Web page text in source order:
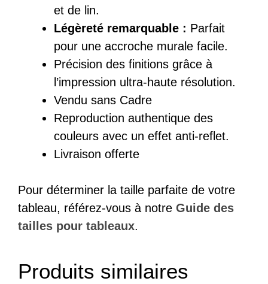
et de lin.
Légèreté remarquable : Parfait
pour une accroche murale facile.
Précision des finitions grâce à
l’impression ultra-haute résolution.
Vendu sans Cadre
Reproduction authentique des
couleurs avec un effet anti-reflet.
Livraison offerte
Pour déterminer la taille parfaite de votre
tableau, référez-vous à notre Guide des
tailles pour tableaux.
Produits similaires